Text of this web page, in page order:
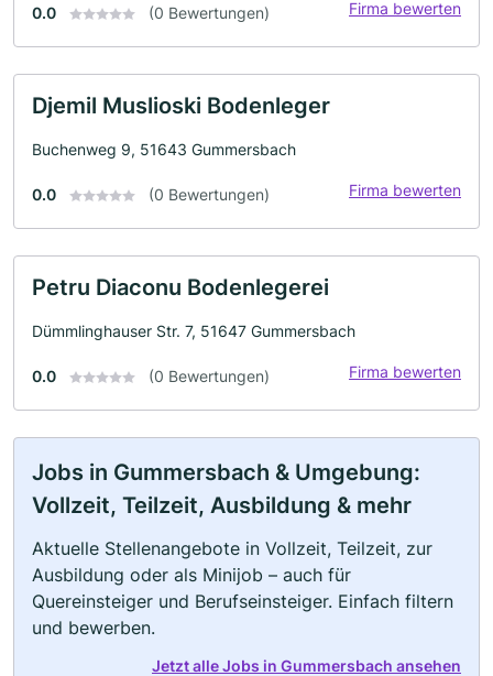
0.0 (0 Bewertungen) Firma bewerten
Djemil Muslioski Bodenleger
Buchenweg 9, 51643 Gummersbach
0.0 (0 Bewertungen) Firma bewerten
Petru Diaconu Bodenlegerei
Dümmlinghauser Str. 7, 51647 Gummersbach
0.0 (0 Bewertungen) Firma bewerten
Jobs in Gummersbach & Umgebung:
Vollzeit, Teilzeit, Ausbildung & mehr
Aktuelle Stellenangebote in Vollzeit, Teilzeit, zur
Ausbildung oder als Minijob – auch für
Quereinsteiger und Berufseinsteiger. Einfach filtern
und bewerben.
Jetzt alle Jobs in Gummersbach ansehen